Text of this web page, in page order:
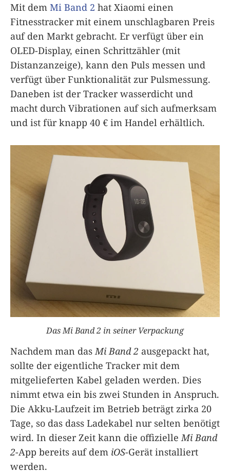
Mit dem Mi Band 2 hat Xiaomi einen
Fitnesstracker mit einem unschlagbaren Preis
auf den Markt gebracht. Er verfügt über ein
OLED-Display, einen Schrittzähler (mit
Distanzanzeige), kann den Puls messen und
verfügt über Funktionalität zur Pulsmessung.
Daneben ist der Tracker wasserdicht und
macht durch Vibrationen auf sich aufmerksam
und ist für knapp 40 € im Handel erhältlich.
Das Mi Band 2 in seiner Verpackung
Nachdem man das Mi Band 2 ausgepackt hat,
sollte der eigentliche Tracker mit dem
mitgelieferten Kabel geladen werden. Dies
nimmt etwa ein bis zwei Stunden in Anspruch.
Die Akku-Laufzeit im Betrieb beträgt zirka 20
Tage, so das dass Ladekabel nur selten benötigt
wird. In dieser Zeit kann die offizielle Mi Band
2-App bereits auf dem iOS-Gerät installiert
werden.